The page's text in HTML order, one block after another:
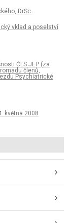
DrSc.
vklad a poselství
ČLS JEP (za
členů,
Psychiatrické
května 2008